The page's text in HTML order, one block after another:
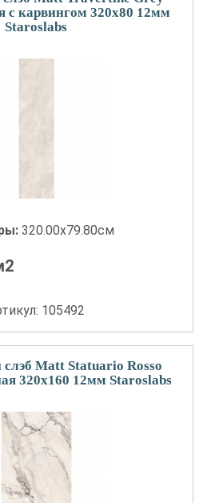
с карвингом 320x80 12мм
Staroslabs
320.00x79.80см
105492
Matt Statuario Rosso
320x160 12мм Staroslabs